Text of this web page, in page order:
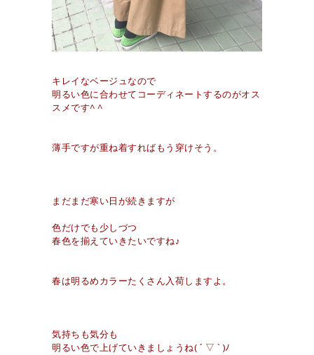
キレイなベージュなので
明るい色に合わせてコーディネートするのがオス
スメです^ ^
薄手ですが重ね着すればもう穿けそう。
まだまだ寒い日が続きますが
色だけでも少しづつ
春色を揃えていきたいですね♪
春は明るめカラーたくさん入荷しますよ。
気持ちも気分も
明るい色で上げていきましょうね( ´ ▽ ` )ﾉ